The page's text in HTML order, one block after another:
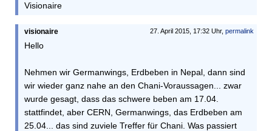
Visionaire
27. April 2015, 17:32 Uhr, permalink
visionaire
Hello
Nehmen wir Germanwings, Erdbeben in Nepal, dann sind
wir wieder ganz nahe an den Chani-Voraussagen... zwar
wurde gesagt, dass das schwere beben am 17.04.
stattfindet, aber CERN, Germanwings, das Erdbeben am
25.04... das sind zuviele Treffer für Chani. Was passiert